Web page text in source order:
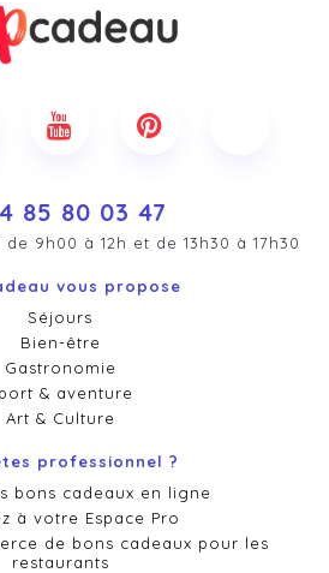
85 80 03 47
9h00 à 12h et de 13h30 à 17h30
vous propose
Séjours
Bien-être
Gastronomie
& aventure
Art & Culture
professionnel ?
bons cadeaux en ligne
à votre Espace Pro
de bons cadeaux pour les
restaurants